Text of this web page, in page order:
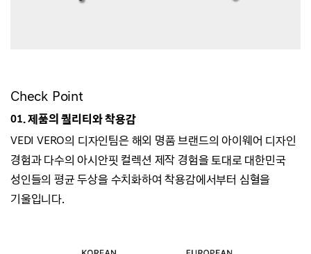
Check Point
01. 제품의 퀄리티와 착용감
VEDI VERO의 디자인팀은 해외 명품 브랜드의 아이웨어 디자인
경험과 다수의 아시안핏 컬렉션 제작 경험을 토대로 대한민국
성인들의 평균 두상을 수치화하여착용감에서부터 심혈을
기울입니다.